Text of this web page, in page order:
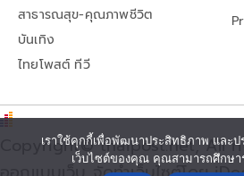
สาธารณสุข-คุณภาพชีวิต
บันเทิง
ไทยโพสต์ ทีวี
Copyright© thaipost.net, All
เราใช้คุกกี้เพื่อพัฒนาประสิทธิภาพ และ
เว็บไซต์ของคุณ คุณสามารถศึกษา